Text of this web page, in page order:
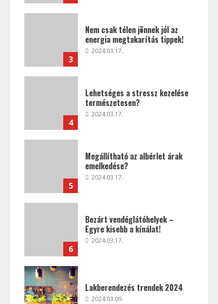
3
Nem csak télen jönnek jól az
energia megtakarítás tippek!
2024.03.17.
4
Lehetséges a stressz kezelése
természetesen?
2024.03.17.
5
Megállítható az albérlet árak
emelkedése?
2024.03.17.
6
Bezárt vendéglátóhelyek –
Egyre kisebb a kínálat!
2024.03.17.
Lakberendezés trendek 2024
2024.03.09.